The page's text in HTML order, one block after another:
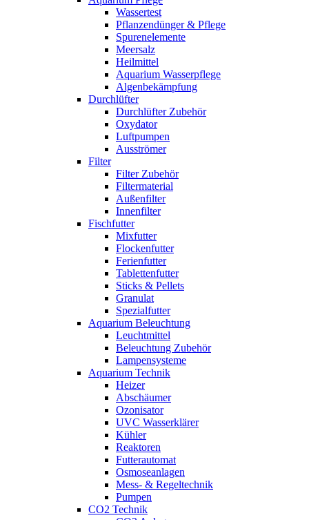
Wassertest
Pflanzendünger & Pflege
Spurenelemente
Meersalz
Heilmittel
Aquarium Wasserpflege
Algenbekämpfung
Durchlüfter
Durchlüfter Zubehör
Oxydator
Luftpumpen
Ausströmer
Filter
Filter Zubehör
Filtermaterial
Außenfilter
Innenfilter
Fischfutter
Mixfutter
Flockenfutter
Ferienfutter
Tablettenfutter
Sticks & Pellets
Granulat
Spezialfutter
Aquarium Beleuchtung
Leuchtmittel
Beleuchtung Zubehör
Lampensysteme
Aquarium Technik
Heizer
Abschäumer
Ozonisator
UVC Wasserklärer
Kühler
Reaktoren
Futterautomat
Osmoseanlagen
Mess- & Regeltechnik
Pumpen
CO2 Technik